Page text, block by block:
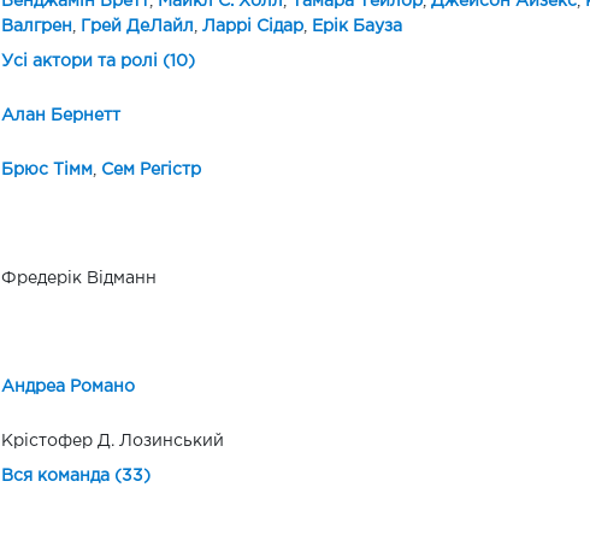
Валгрен
Грей ДеЛайл Ларрі Сідар, Ерік Бауза
Усі актори та ролі (10)
Алан Бернетт
Брюс Тімм Сем Регістр
Фредерік Відманн
Андреа Романо
Крістофер Д. Лозинський
Вся команда (33)